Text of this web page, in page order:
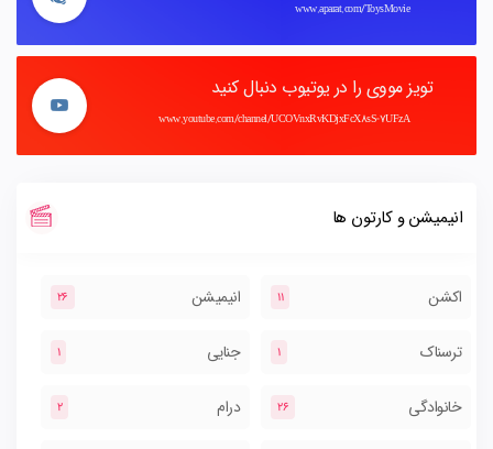
www.aparat.com/ToysMovie
تویز مووی را در یوتیوب دنبال کنید
www.youtube.com/channel/UCOVnxRvKDjxFcX8sS-7UFzA
انیمیشن و کارتون ها
اکشن 11 انیمیشن 26
ترسناک 1 جنایی 1
خانوادگی 26 درام 2